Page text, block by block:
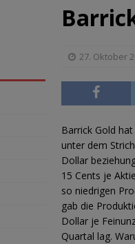
27. Oktober
Barrick Gold
unter dem
Dollar
15 Cents je
so niedrigen
gab die
Dollar je
Quartal lag.